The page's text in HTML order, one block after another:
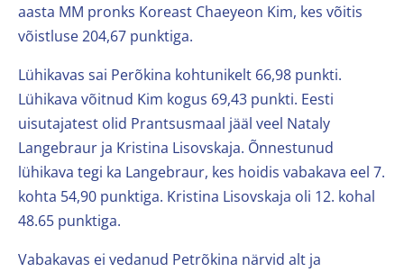
aasta MM pronks Koreast Chaeyeon Kim, kes võitis
võistluse 204,67 punktiga.
Lühikavas sai Perõkina kohtunikelt 66,98 punkti.
Lühikava võitnud Kim kogus 69,43 punkti. Eesti
uisutajatest olid Prantsusmaal jääl veel Nataly
Langebraur ja Kristina Lisovskaja. Õnnestunud
lühikava tegi ka Langebraur, kes hoidis vabakava eel 7.
kohta 54,90 punktiga. Kristina Lisovskaja oli 12. kohal
48.65 punktiga.
Vabakavas ei vedanud Petrõkina närvid alt ja